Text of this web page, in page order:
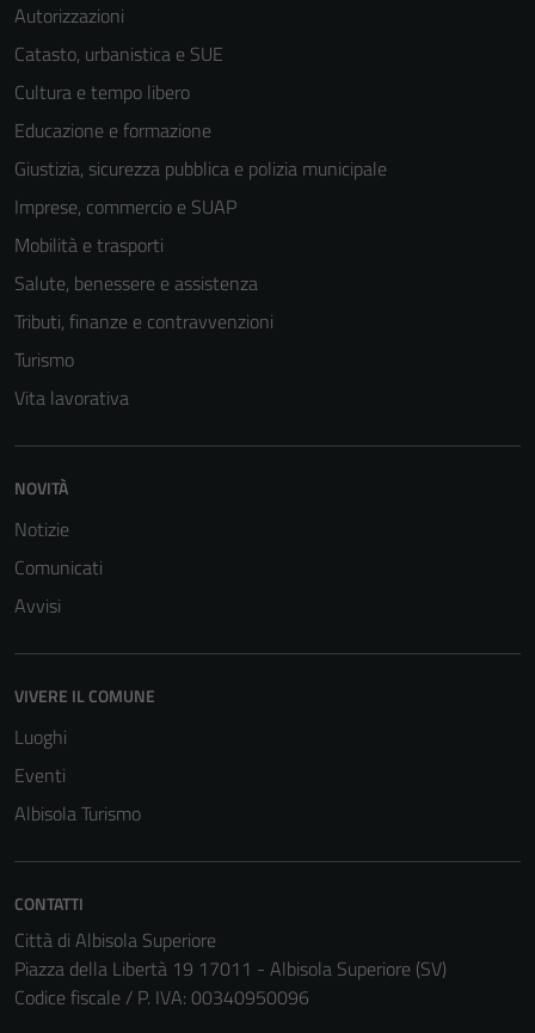
Autorizzazioni
Catasto, urbanistica e SUE
Cultura e tempo libero
Educazione e formazione
Giustizia, sicurezza pubblica e polizia municipale
Imprese, commercio e SUAP
Mobilità e trasporti
Salute, benessere e assistenza
Tributi, finanze e contravvenzioni
Turismo
Vita lavorativa
NOVITÀ
Notizie
Comunicati
Avvisi
VIVERE IL COMUNE
Luoghi
Eventi
Albisola Turismo
CONTATTI
Città di Albisola Superiore
Piazza della Libertà 19 17011 - Albisola Superiore (SV)
Codice fiscale / P. IVA: 00340950096